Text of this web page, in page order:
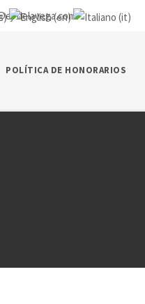
delavega.com
POLÍTICA DE HONORARIOS